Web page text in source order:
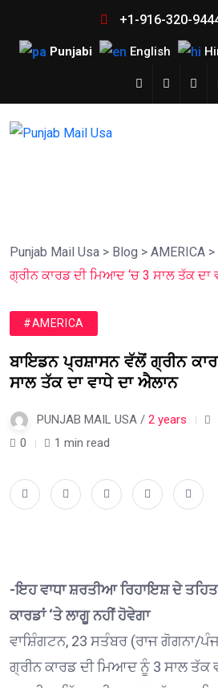
+1-916-320-
Punjabi English
Punjab Mail Usa > Blog > AMERICA >
ਗ੍ਰੀਨ ਕਾਰਡ ਦੀ ਮਿਆਦ ‘ਚ 3 ਸਾਲ ਤੱਕ ਦਾ
#AMERICA
ਬਾਇਡਨ ਪ੍ਰਸ਼ਾਸਨ ਵੱਲੋਂ ਗ੍ਰੀਨ
ਸਾਲ ਤੱਕ ਦਾ ਵਾਧੇ ਦਾ ਐਲਾਨ
PUNJAB MAIL USA / 2 years
0
1 min read
-ਇਹ ਵਾਧਾ ਸ਼ਰਤੀਆ ਰਿਹਾਇਸ਼ ਦੇ ਤਹਿਤ
ਕਾਰਡਾਂ ‘ਤੇ ਲਾਗੂ ਨਹੀਂ ਹੋਵੇਗਾ
ਵਾਸ਼ਿੰਗਟਨ, 23 ਸਤੰਬਰ (ਰਾਜ ਗੋਗਨਾ/
ਗ੍ਰੀਨ ਕਾਰਡ ਦੀ ਮਿਆਦ ਨੂੰ 3 ਸਾਲ ਤੱਕ